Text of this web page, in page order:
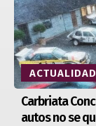
ACTUALIDAD
Carbriata
autos no se